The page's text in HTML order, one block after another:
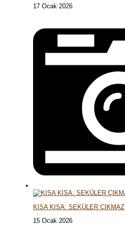
17 Ocak 2026
KISA KISA: SEKÜLER ÇIKMAZ
15 Ocak 2026